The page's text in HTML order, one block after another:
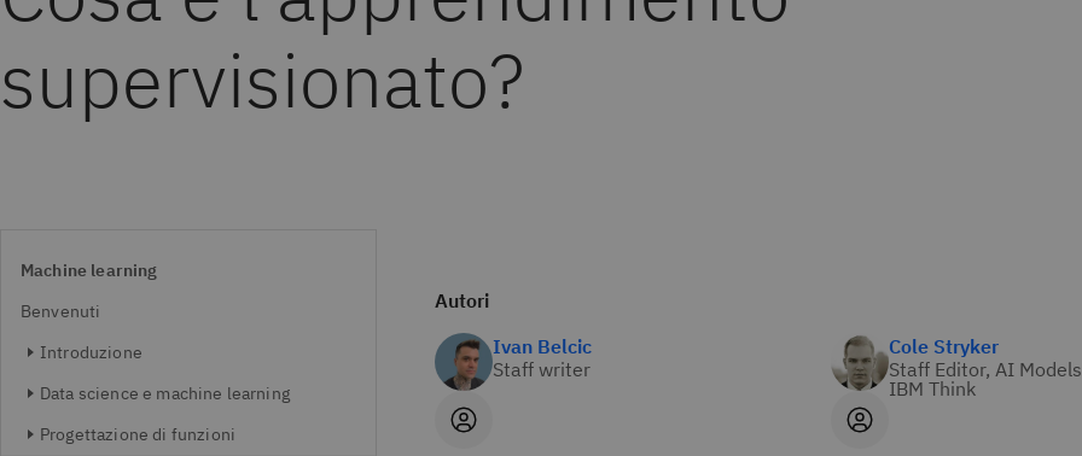
supervisionato?
Machine learning
Benvenuti
Introduzione
Data science e machine learning
Progettazione di funzioni
Autori
Ivan Belcic
Staff writer
Cole Stryker
Staff Editor, AI Models
IBM Think